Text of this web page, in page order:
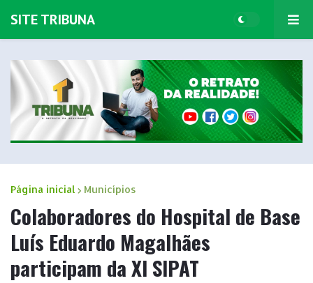
SITE TRIBUNA
Página inicial Municípios
Colaboradores do Hospital de Base
Luís Eduardo Magalhães
participam da XI SIPAT